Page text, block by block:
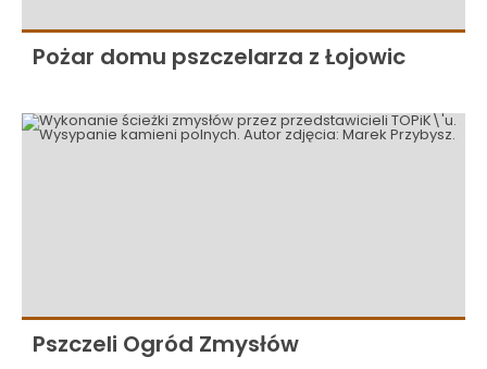
Pożar domu pszczelarza z Łojowic
Pszczeli Ogród Zmysłów